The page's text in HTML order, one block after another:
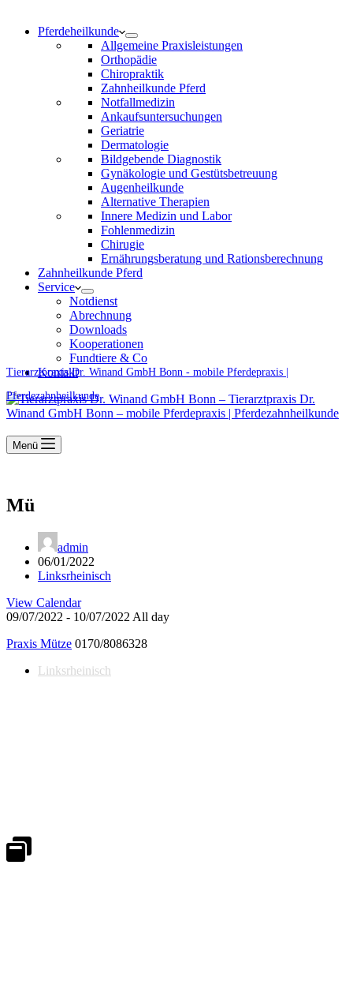
Pferdeheilkunde
Allgemeine Praxisleistungen
Orthopädie
Chiropraktik
Zahnheilkunde Pferd
Notfallmedizin
Ankaufsuntersuchungen
Geriatrie
Dermatologie
Bildgebende Diagnostik
Gynäkologie und Gestütsbetreuung
Augenheilkunde
Alternative Therapien
Innere Medizin und Labor
Fohlenmedizin
Chirugie
Ernährungsberatung und Rationsberechnung
Zahnheilkunde Pferd
Service
Notdienst
Abrechnung
Downloads
Kooperationen
Fundtiere & Co
Kontakt
Tierarztpraxis Dr. Winand GmbH Bonn - mobile Pferdepraxis |
Pferdezahnheilkunde
Menü
Mü
admin
06/01/2022
Linksrheinisch
View Calendar
09/07/2022 - 10/07/2022 All day
Praxis Mütze 0170/8086328
Linksrheinisch